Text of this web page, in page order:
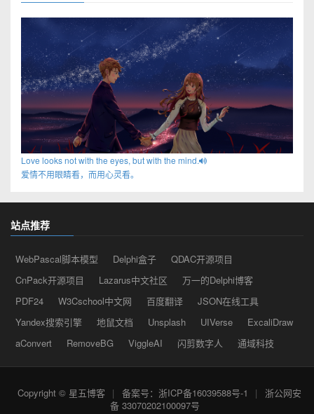
Love looks not with the eyes, but with the mind.
爱情不用眼睛看，而用心灵看。
站点推荐
WebPascal脚本模型 Delphi盒子
QDAC开源项目
CnPack开源项目
Lazarus中文社区
万一的Delphi博客
PDF24
W3Cschool中文网 百度翻译
JSON在线工具
Yandex搜索引擎
地鼠文档 Unsplash UIVerse
ExcaliDraw
aConvert
RemoveBG ViggleAI 闪剪数字人 通域科技
Copyright © 星五博客 | 备案号：浙ICP备16039588号-1 |
浙公网安
备 33070202100097号